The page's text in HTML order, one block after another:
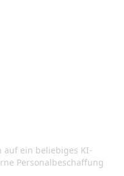
auf ein beliebiges KI-
Personalbeschaffung